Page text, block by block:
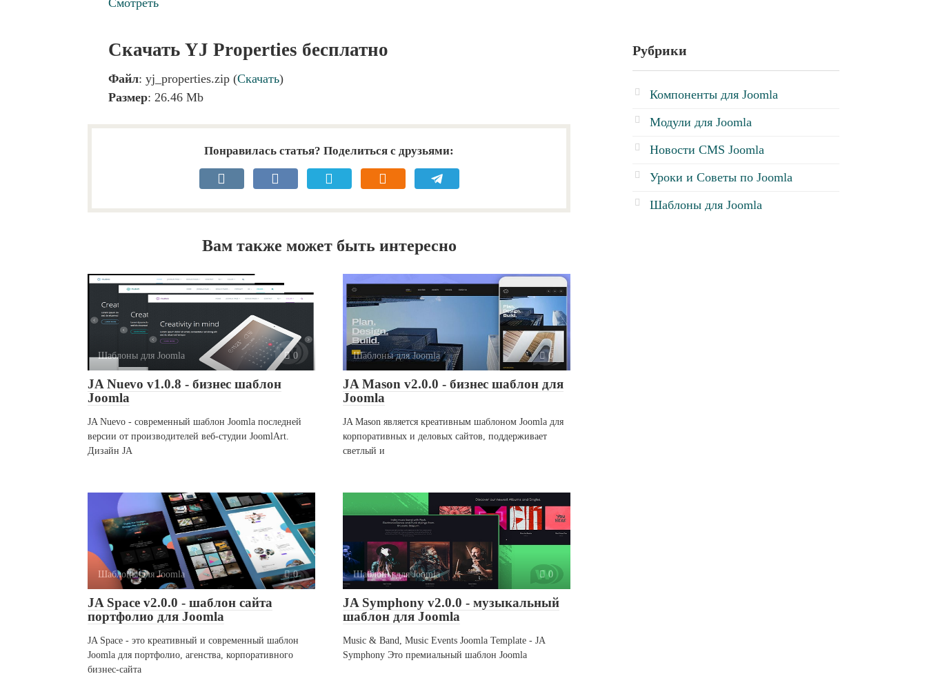
Скачать YJ Properties бесплатно
Файл: yj_properties.zip (Скачать)
Размер: 26.46 Mb
Понравилась статья? Поделиться с друзьями:
Вам также может быть интересно
Шаблоны для Joomla 0
JA Nuevo v1.0.8 - бизнес шаблон
Joomla
JA Nuevo - современный шаблон Joomla последней
версии от производителей веб-студии JoomlArt.
Дизайн JA
Шаблоны для Joomla 0
JA Mason v2.0.0 - бизнес шаблон для
Joomla
JA Mason является креативным шаблоном Joomla для
корпоративных и деловых сайтов, поддерживает
светлый и
Шаблоны для Joomla 0
JA Space v2.0.0 - шаблон сайта
портфолио для Joomla
JA Space - это креативный и современный шаблон
Joomla для портфолио, агенства, корпоративного
бизнес-сайта
Шаблоны для Joomla 0
JA Symphony v2.0.0 - музыкальный
шаблон для Joomla
Music & Band, Music Events Joomla Template - JA
Symphony Это премиальный шаблон Joomla
Рубрики
Компоненты для Joomla
Модули для Joomla
Новости CMS Joomla
Уроки и Советы по Joomla
Шаблоны для Joomla